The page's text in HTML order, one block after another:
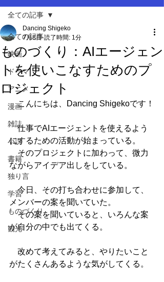
全ての記事
映画
ドラマ
アニメ
漫画
雑誌
小説
書籍
独り言
学習
ものづくり
観光
全ての記事
ものづくり：AIエージェン
トを使いこなすためのプ
ロジェクト
Dancing Shigeko
7月8日 読了時間: 1分
こんにちは、Dancing Shigekoです！
仕事でAIエージェントを使えるよう
にするための活動が始まっている。
そのプロジェクトに加わって、微力
ながらアイデア出しをしている。
今日、その打ち合わせに参加して、
メンバーの案を聞いていた。
その案を聞いていると、いろんな案
が自分の中でも出てくる。
改めて考えてみると、やりたいこと
がたくさんあるような気がしてくる。